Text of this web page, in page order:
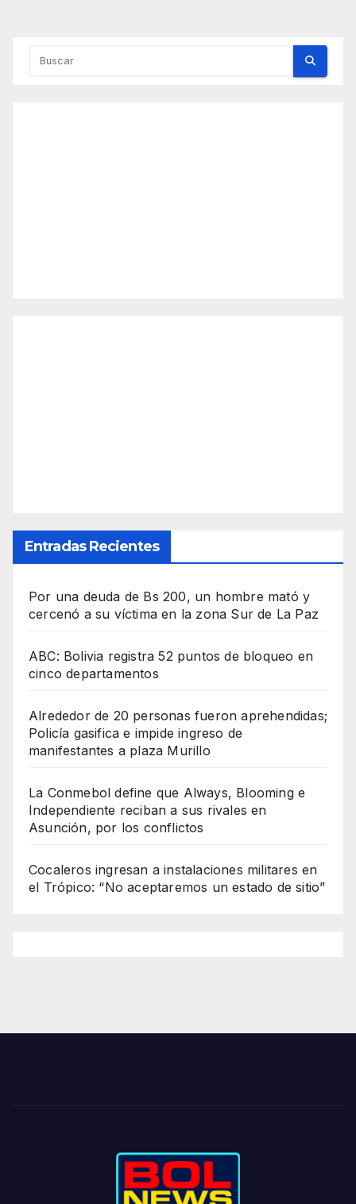
Entradas Recientes
Por una deuda de Bs 200, un hombre mató y
cercenó a su víctima en la zona Sur de La Paz
ABC: Bolivia registra 52 puntos de bloqueo en
cinco departamentos
Alrededor de 20 personas fueron aprehendidas;
Policía gasifica e impide ingreso de
manifestantes a plaza Murillo
La Conmebol define que Always, Blooming e
Independiente reciban a sus rivales en
Asunción, por los conflictos
Cocaleros ingresan a instalaciones militares en
el Trópico: “No aceptaremos un estado de sitio”